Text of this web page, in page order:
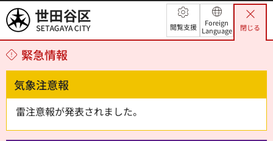
世田谷区 閲覧支援
Foreign
Language
閉じる
緊急情報
気象注意報
雷注意報が発表されました。